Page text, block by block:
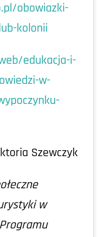
obowiazki-
kolonii
edukacja-i-
w-
Szewczyk
w